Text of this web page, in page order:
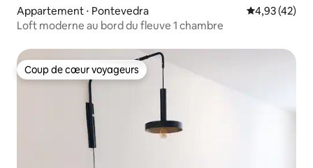
Appartement ⋅ Pontevedra Évaluation
4,93 (42)
Loft moderne au bord du fleuve 1 chambre
Coup de cœur voyageurs
Coup de cœur voyageurs